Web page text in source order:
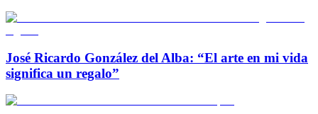
José Ricardo González del Alba: “El arte en mi vida
significa un regalo”